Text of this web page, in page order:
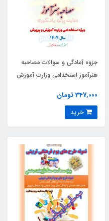
جزوه آمادگی و سوالات مصاحبه
هنرآموز استخدامی وزارت آموزش
347,000 تومان